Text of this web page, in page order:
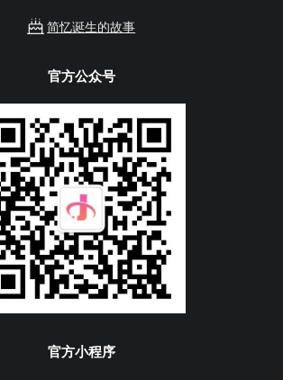
简忆诞生的故事
官方公众号
官方小程序